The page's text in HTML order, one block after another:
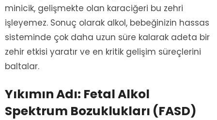
minicik, gelişmekte olan karaciğeri bu zehri
işleyemez. Sonuç olarak alkol, bebeğinizin hassas
sisteminde çok daha uzun süre kalarak adeta bir
zehir etkisi yaratır ve en kritik gelişim süreçlerini
baltalar.
Yıkımın Adı: Fetal Alkol
Spektrum Bozuklukları (FASD)